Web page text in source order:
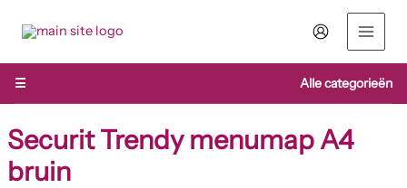
naar
inhoud
☰
Alle categorieën
Securit Trendy menumap A4
bruin